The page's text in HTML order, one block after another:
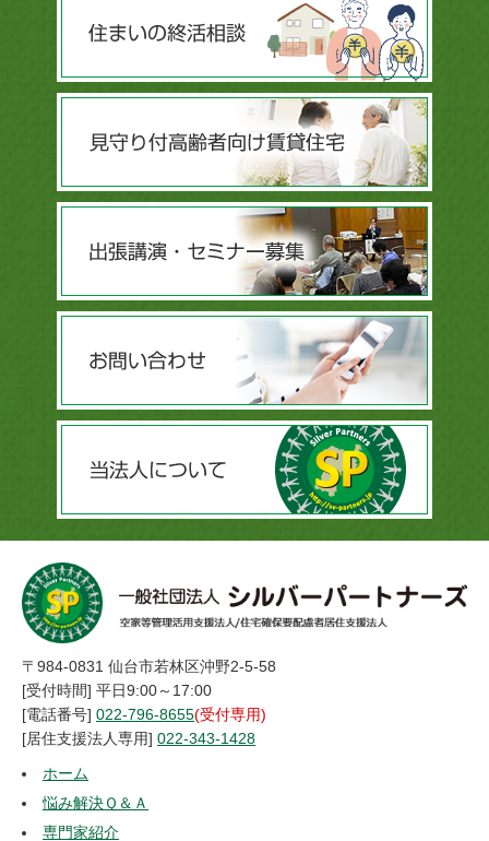
〒984-0831 仙台市若林区沖野2-5-58
[受付時間] 平日9:00～17:00
[電話番号] 022-796-8655(受付専用)
[居住支援法人専用] 022-343-1428
ホーム
悩み解決Ｑ＆Ａ
専門家紹介